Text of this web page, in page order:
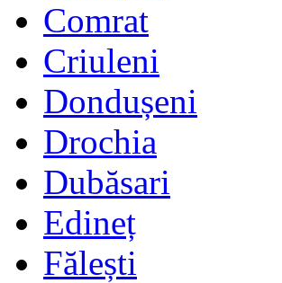
Comrat
Criuleni
Dondușeni
Drochia
Dubăsari
Edineț
Fălești